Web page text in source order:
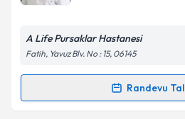
Kişisel verilerimin
Metni'ni okudum ve
A Life Pursaklar Hastanesi
Fatih, Yavuz Blv. No : 15, 06145
Randevu
Randevu Takvimi Talebi